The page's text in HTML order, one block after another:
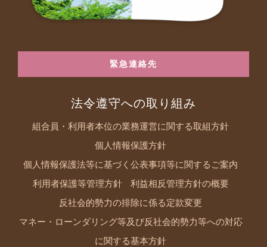
緊急連絡先
法令遵守への取り組み
組合員・利用者本位の業務運営に関する取組方針
個人情報保護方針
個人情報保護法等に基づく公表事項等に関するご案内
利用者保護等管理方針 利益相反管理方針の概要
反社会的勢力の排除に係る定款変更
マネー・ローンダリング等及び反社会的勢力等への対応
に関する基本方針